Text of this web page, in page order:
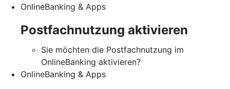
OnlineBanking & Apps
Postfachnutzung aktivieren
Sie möchten die Postfachnutzung im
OnlineBanking aktivieren?
OnlineBanking & Apps